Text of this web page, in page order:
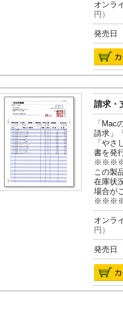
オン
円）
発売日
請求・
「Mac
請求」
「や
書を発
この製
在庫状
場合が
オン
円）
発売日